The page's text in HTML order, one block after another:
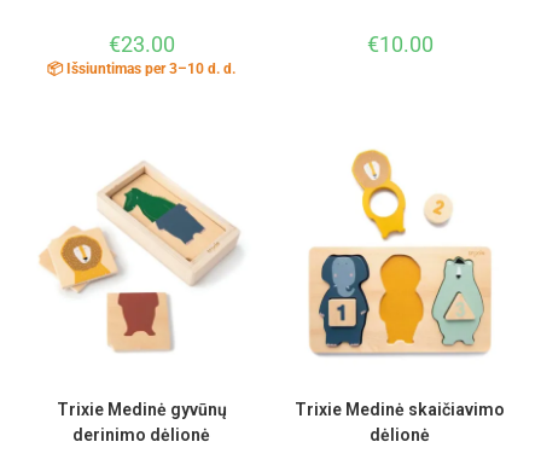
€23.00
📦 Išsiuntimas per 3–10 d. d.
€10.00
Trixie Medinė gyvūnų
derinimo dėlionė
Trixie Medinė skaičiavimo
dėlionė